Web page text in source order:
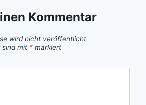
Kommentar
wird nicht veröffentlicht.
sind mit * markiert